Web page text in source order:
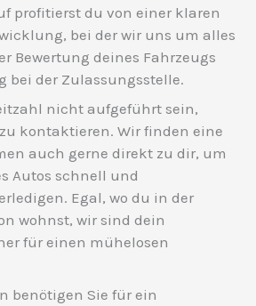
profitierst du von einer klaren
bei der wir uns um alles
Bewertung deines Fahrzeugs
bei der Zulassungsstelle.
nicht aufgeführt sein,
kontaktieren. Wir finden eine
auch gerne direkt zu dir, um
Autos schnell und
Egal, wo du in der
wohnst, wir sind dein
für einen mühelosen
benötigen Sie für ein